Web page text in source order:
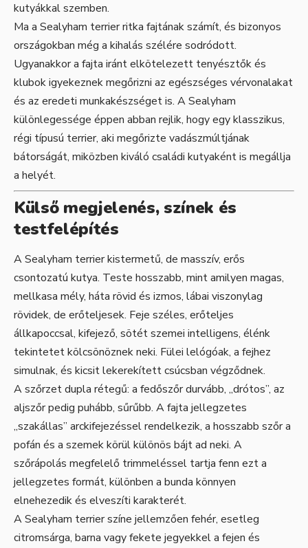
kutyákkal szemben.
Ma a Sealyham terrier ritka fajtának számít, és bizonyos
országokban még a kihalás szélére sodródott.
Ugyanakkor a fajta iránt elkötelezett tenyésztők és
klubok igyekeznek megőrizni az egészséges vérvonalakat
és az eredeti munkakészséget is. A Sealyham
különlegessége éppen abban rejlik, hogy egy klasszikus,
régi típusú terrier, aki megőrizte vadászmúltjának
bátorságát, miközben kiváló családi kutyaként is megállja
a helyét.
Külső megjelenés, színek és
testfelépítés
A Sealyham terrier kistermetű, de masszív, erős
csontozatú kutya. Teste hosszabb, mint amilyen magas,
mellkasa mély, háta rövid és izmos, lábai viszonylag
rövidek, de erőteljesek. Feje széles, erőteljes
állkapoccsal, kifejező, sötét szemei intelligens, élénk
tekintetet kölcsönöznek neki. Fülei lelógóak, a fejhez
simulnak, és kicsit lekerekített csúcsban végződnek.
A szőrzet dupla rétegű: a fedőszőr durvább, „drótos”, az
aljszőr pedig puhább, sűrűbb. A fajta jellegzetes
„szakállas” arckifejezéssel rendelkezik, a hosszabb szőr a
pofán és a szemek körül különös bájt ad neki. A
szőrápolás megfelelő trimmeléssel tartja fenn ezt a
jellegzetes formát, különben a bunda könnyen
elnehezedik és elveszíti karakterét.
A Sealyham terrier színe jellemzően fehér, esetleg
citromsárga, barna vagy fekete jegyekkel a fejen és